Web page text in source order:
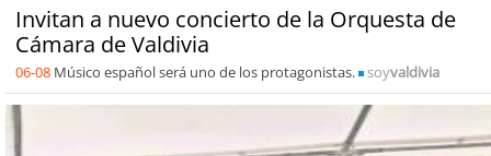
Invitan a nuevo concierto de la Orquesta de
Cámara de Valdivia
06-08 Músico español será uno de los protagonistas. soyvaldivia